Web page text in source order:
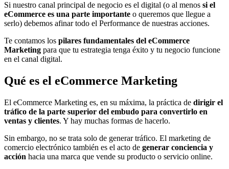
Si nuestro canal principal de negocio es el digital (o al menos si el
eCommerce es una parte importante o queremos que llegue a
serlo) debemos afinar todo el Performance de nuestras acciones.
Te contamos los pilares fundamentales del eCommerce
Marketing para que tu estrategia tenga éxito y tu negocio funcione
en el canal digital.
Qué es el eCommerce Marketing
El eCommerce Marketing es, en su máxima, la práctica de dirigir el
tráfico de la parte superior del embudo para convertirlo en
ventas y clientes. Y hay muchas formas de hacerlo.
Sin embargo, no se trata solo de generar tráfico. El marketing de
comercio electrónico también es el acto de generar conciencia y
acción hacia una marca que vende su producto o servicio online.